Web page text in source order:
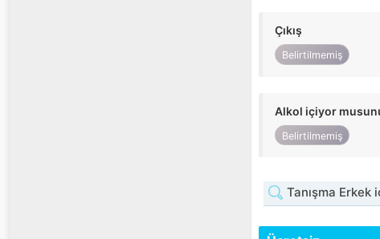
Çıkış
Belirtilmemiş
Alkol içiyor
Belirtilmemiş
Tanışma Erkek